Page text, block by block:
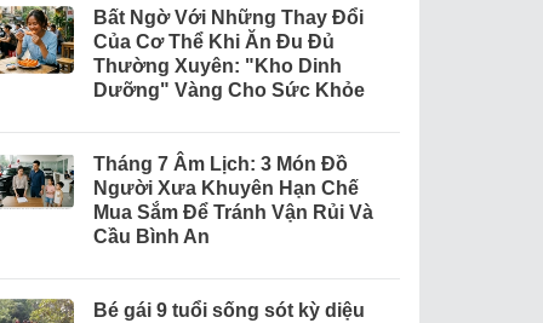
Bất Ngờ Với Những Thay Đổi
Của Cơ Thể Khi Ăn Đu Đủ
Thường Xuyên: "Kho Dinh
Dưỡng" Vàng Cho Sức Khỏe
Tháng 7 Âm Lịch: 3 Món Đồ
Người Xưa Khuyên Hạn Chế
Mua Sắm Để Tránh Vận Rủi Và
Cầu Bình An
Bé gái 9 tuổi sống sót kỳ diệu